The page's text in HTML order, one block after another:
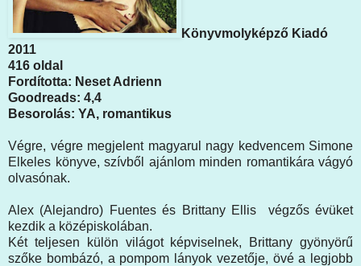
Könyvmolyképző Kiadó
2011
416 oldal
Fordította: Neset Adrienn
Goodreads: 4,4
Besorolás: YA, romantikus
Végre, végre megjelent magyarul nagy kedvencem Simone
Elkeles könyve, szívből ajánlom minden romantikára vágyó
olvasónak.
Alex (Alejandro) Fuentes és Brittany Ellis végzős évüket
kezdik a középiskolában.
Két teljesen külön világot képviselnek, Brittany gyönyörű
szőke bombázó, a pompom lányok vezetője, övé a legjobb